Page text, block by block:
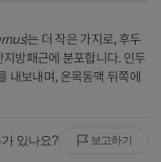
)는 더 작은 가지로, 후두
방패근에 분포합니다. 인두
내보내며, 온목동맥 뒤쪽에
있나요? 보고하기